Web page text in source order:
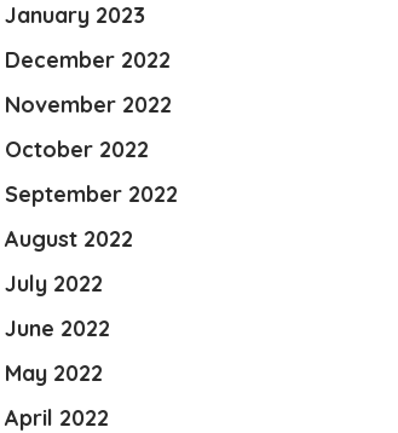
January 2023
December 2022
November 2022
October 2022
September 2022
August 2022
July 2022
June 2022
May 2022
April 2022